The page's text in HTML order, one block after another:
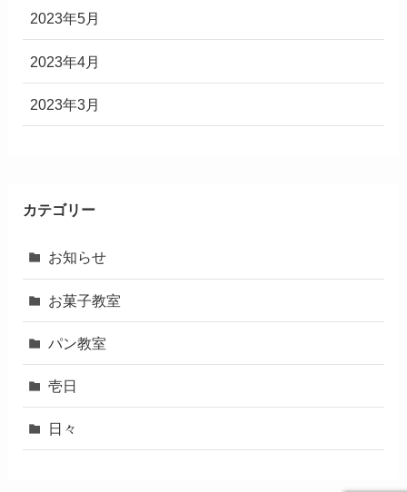
2023年5月
2023年4月
2023年3月
カテゴリー
お知らせ
お菓子教室
パン教室
壱日
日々